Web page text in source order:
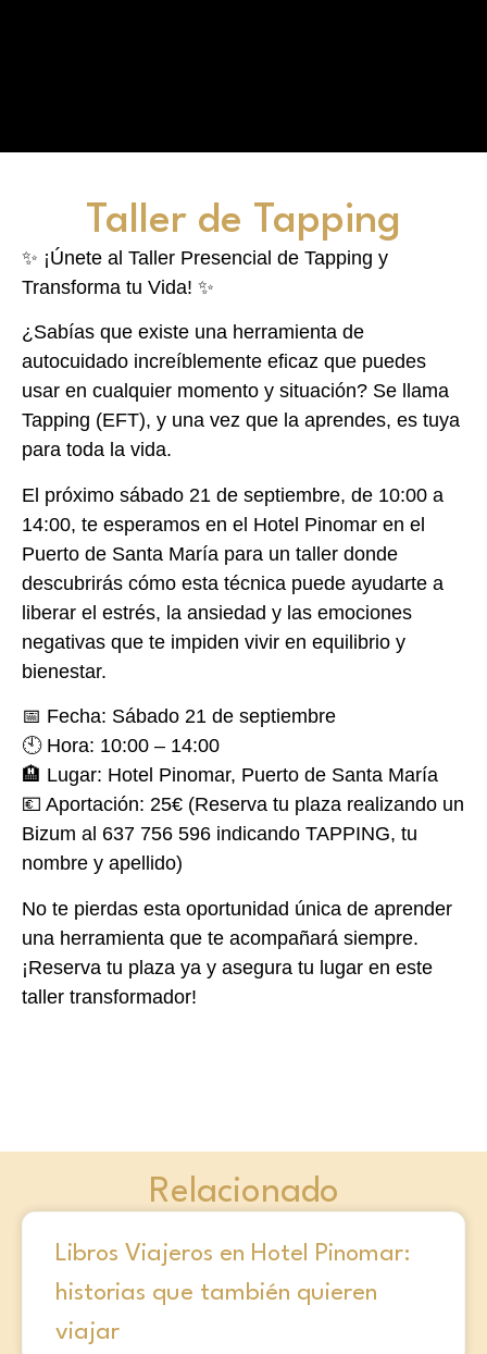
Taller de Tapping
✨ ¡Únete al Taller Presencial de Tapping y
Transforma tu Vida! ✨
¿Sabías que existe una herramienta de
autocuidado increíblemente eficaz que puedes
usar en cualquier momento y situación? Se llama
Tapping (EFT), y una vez que la aprendes, es tuya
para toda la vida.
El próximo sábado 21 de septiembre, de 10:00 a
14:00, te esperamos en el Hotel Pinomar en el
Puerto de Santa María para un taller donde
descubrirás cómo esta técnica puede ayudarte a
liberar el estrés, la ansiedad y las emociones
negativas que te impiden vivir en equilibrio y
bienestar.
📅 Fecha: Sábado 21 de septiembre
🕙 Hora: 10:00 – 14:00
🏨 Lugar: Hotel Pinomar, Puerto de Santa María
💶 Aportación: 25€ (Reserva tu plaza realizando un
Bizum al 637 756 596 indicando TAPPING, tu
nombre y apellido)
No te pierdas esta oportunidad única de aprender
una herramienta que te acompañará siempre.
¡Reserva tu plaza ya y asegura tu lugar en este
taller transformador!
Relacionado
Libros Viajeros en Hotel Pinomar:
historias que también quieren
viajar